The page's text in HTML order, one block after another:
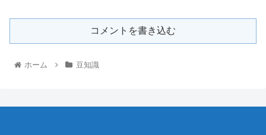
コメントを書き込む
ホーム 豆知識